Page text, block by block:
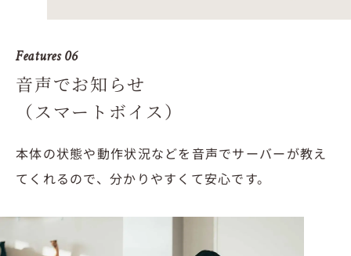
Features 06
音声でお知らせ
（スマートボイス）
本体の状態や動作状況などを音声でサーバーが教え
てくれるので、 分かりやすくて安心です。